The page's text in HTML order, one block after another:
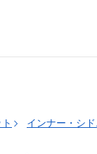
インナー・シド